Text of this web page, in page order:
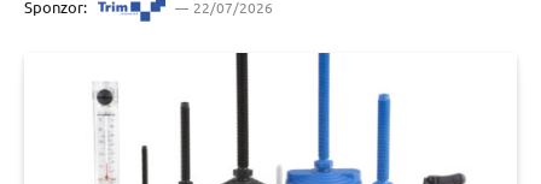
Sponzor: 22/07/2026